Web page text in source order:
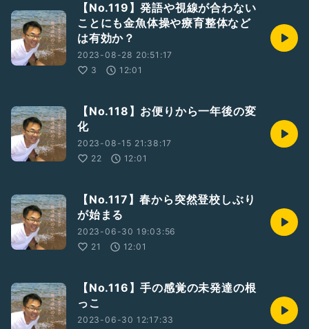
【No.119】発語や視線が合わない
ことにも金魚体操や療育整体など
は有効か？
2023-08-28 20:51:17
3
12:01
【No.118】お便りから一年後の変
化
2023-08-15 21:38:17
22
12:01
【No.117】春から突然登校しぶり
が始まる
2023-06-30 19:03:56
21
12:01
【No.116】手の感覚の未発達の根
っこ
2023-06-30 12:17:33